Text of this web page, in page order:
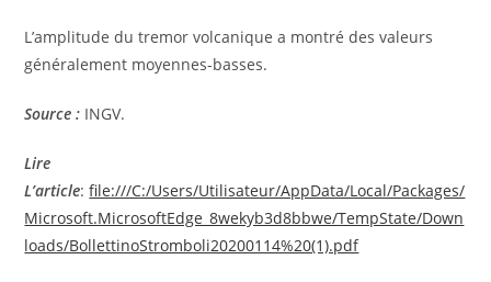
L’amplitude du tremor volcanique a montré des valeurs
généralement moyennes-basses.
Source : INGV.
Lire
L’article:file:///C:/Users/Utilisateur/AppData/Local/Packages/
Microsoft.MicrosoftEdge_8wekyb3d8bbwe/TempState/Down
loads/BollettinoStromboli20200114%20(1).pdf